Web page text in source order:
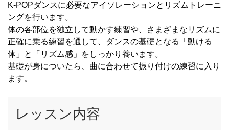
K-POPダンスに必要なアイソレーションとリズムトレーニ
ングを行います。
体の各部位を独立して動かす練習や、さまざまなリズムに
正確に乗る練習を通して、ダンスの基礎となる「動ける
体」と「リズム感」をしっかり養います。
基礎が身についたら、曲に合わせて振り付けの練習に入り
ます。
レッスン内容